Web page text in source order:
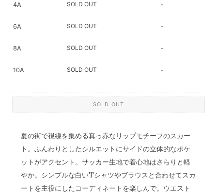
4A SOLD OUT -
6A SOLD OUT -
8A SOLD OUT -
10A SOLD OUT -
SOLD OUT
夏の街で視線を集める真っ赤なリップモチーフのスカー
ト。ふんわりとしたシルエットにサイドの立体的なポケ
ットがアクセント。サッカー生地で着心地はさらりと軽
やか。シンプルな白いTシャツやブラウスと合わせてスカ
ートを主役にしたコーディネートを楽しんで。ウエスト